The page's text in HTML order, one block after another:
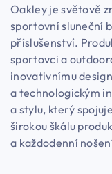
Oakley je světově
sportovní sluneční
příslušenství.
sportovci a
inovativnímu
a technologickým
a stylu, který
širokou škálu
a každodenní